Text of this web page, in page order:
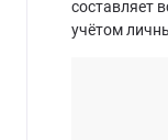
составляет
учётом